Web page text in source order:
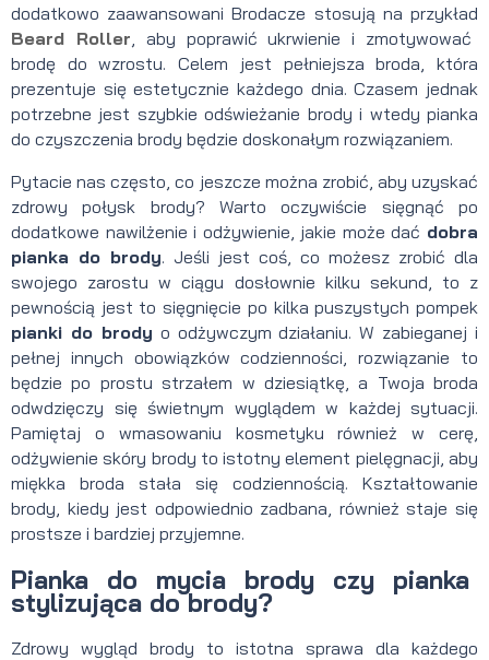
dodatkowo zaawansowani Brodacze stosują na przykład
Beard Roller, aby poprawić ukrwienie i zmotywować
brodę do wzrostu. Celem jest pełniejsza broda, która
prezentuje się estetycznie każdego dnia. Czasem jednak
potrzebne jest szybkie odświeżanie brody i wtedy pianka
do czyszczenia brody będzie doskonałym rozwiązaniem.
Pytacie nas często, co jeszcze można zrobić, aby uzyskać
zdrowy połysk brody? Warto oczywiście sięgnąć po
dodatkowe nawilżenie i odżywienie, jakie może dać dobra
pianka do brody. Jeśli jest coś, co możesz zrobić dla
swojego zarostu w ciągu dosłownie kilku sekund, to z
pewnością jest to sięgnięcie po kilka puszystych pompek
pianki do brody o odżywczym działaniu. W zabieganej i
pełnej innych obowiązków codzienności, rozwiązanie to
będzie po prostu strzałem w dziesiątkę, a Twoja broda
odwdzięczy się świetnym wyglądem w każdej sytuacji.
Pamiętaj o wmasowaniu kosmetyku również w cerę,
odżywienie skóry brody to istotny element pielęgnacji, aby
miękka broda stała się codziennością. Kształtowanie
brody, kiedy jest odpowiednio zadbana, również staje się
prostsze i bardziej przyjemne.
Pianka do mycia brody czy pianka
stylizująca do brody?
Zdrowy wygląd brody to istotna sprawa dla każdego